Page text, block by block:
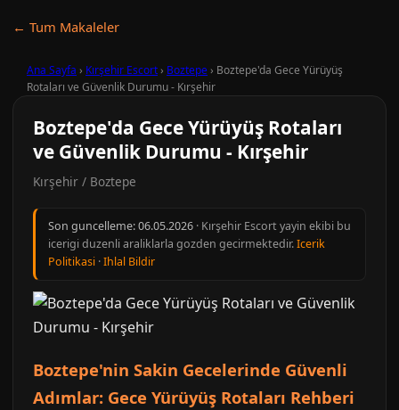
← Tum Makaleler
Ana Sayfa › Kırşehir Escort› Boztepe› Boztepe'da Gece Yürüyüş
Rotaları ve Güvenlik Durumu - Kırşehir
Boztepe'da Gece Yürüyüş Rotaları
ve Güvenlik Durumu - Kırşehir
Kırşehir / Boztepe
Son guncelleme:06.05.2026 · Kırşehir Escort yayin ekibi bu
icerigi duzenli araliklarla gozden gecirmektedir.Icerik
Politikasi ·Ihlal Bildir
Boztepe'nin Sakin Gecelerinde Güvenli
Adımlar: Gece Yürüyüş Rotaları Rehberi